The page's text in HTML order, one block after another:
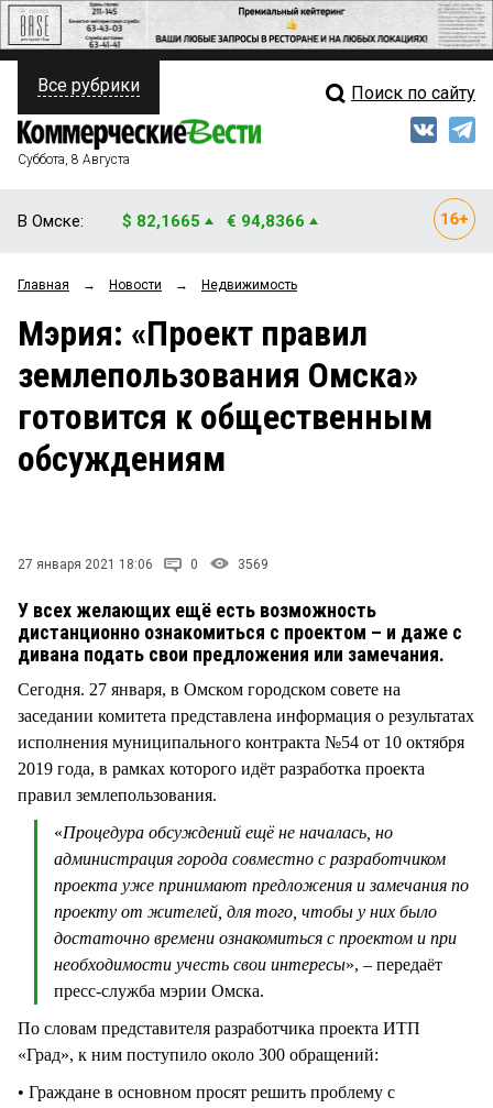
ПОЛИТИКА
ФИНАНСЫ
ОБЩЕСТВО
ЗАКОН
ПРОИСШЕСТВИЯ
Свежий выпуск
Мнения
Рейтинги
Блоги
Архив
Все рубрики Поиск по сайту
Суббота, 8 Августа
В Омске: $ 82,1665 € 94,8366
Главная → Новости → Недвижимость
Мэрия: «Проект правил
землепользования Омска»
готовится к общественным
обсуждениям
27 января 2021 18:06 0 3569
У всех желающих ещё есть возможность
дистанционно ознакомиться с проектом – и даже с
дивана подать свои предложения или замечания.
Сегодня. 27 января, в Омском городском совете на
заседании комитета представлена информация о результатах
исполнения муниципального контракта №54 от 10 октября
2019 года, в рамках которого идёт разработка проекта
правил землепользования.
«Процедура обсуждений ещё не началась, но
администрация города совместно с разработчиком
проекта уже принимают предложения и замечания по
проекту от жителей, для того, чтобы у них было
достаточно времени ознакомиться с проектом и при
необходимости учесть свои интересы», – передаёт
пресс-служба мэрии Омска.
По словам представителя разработчика проекта ИТП
«Град», к ним поступило около 300 обращений:
• Граждане в основном просят решить проблему с